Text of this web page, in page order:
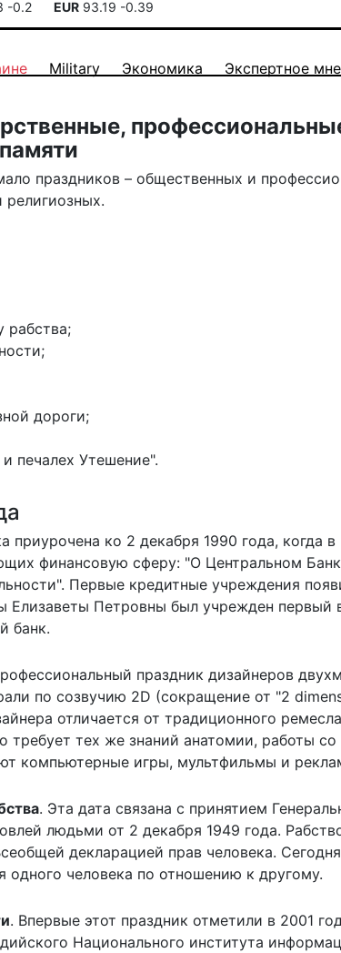
-0.2 EUR 93.19 -0.39
Military Экономика Экспертное
праздников – общественных и
рабства;
дороги;
печалех Утешение".
приурочена ко 2 декабря 1990 года, когда
финансовую сферу: "О Центральном
Первые кредитные учреждения
Елизаветы Петровны был учрежден первый
банк.
праздник дизайнеров
по созвучию 2D (сокращение от "2
отличается от традиционного
тех же знаний анатомии, работы
компьютерные игры, мультфильмы и
. Эта дата связана с принятием
людьми от 2 декабря 1949 года.
декларацией прав человека.
одного человека по отношению к другому.
. Впервые этот праздник отметили в 2001
Национального института